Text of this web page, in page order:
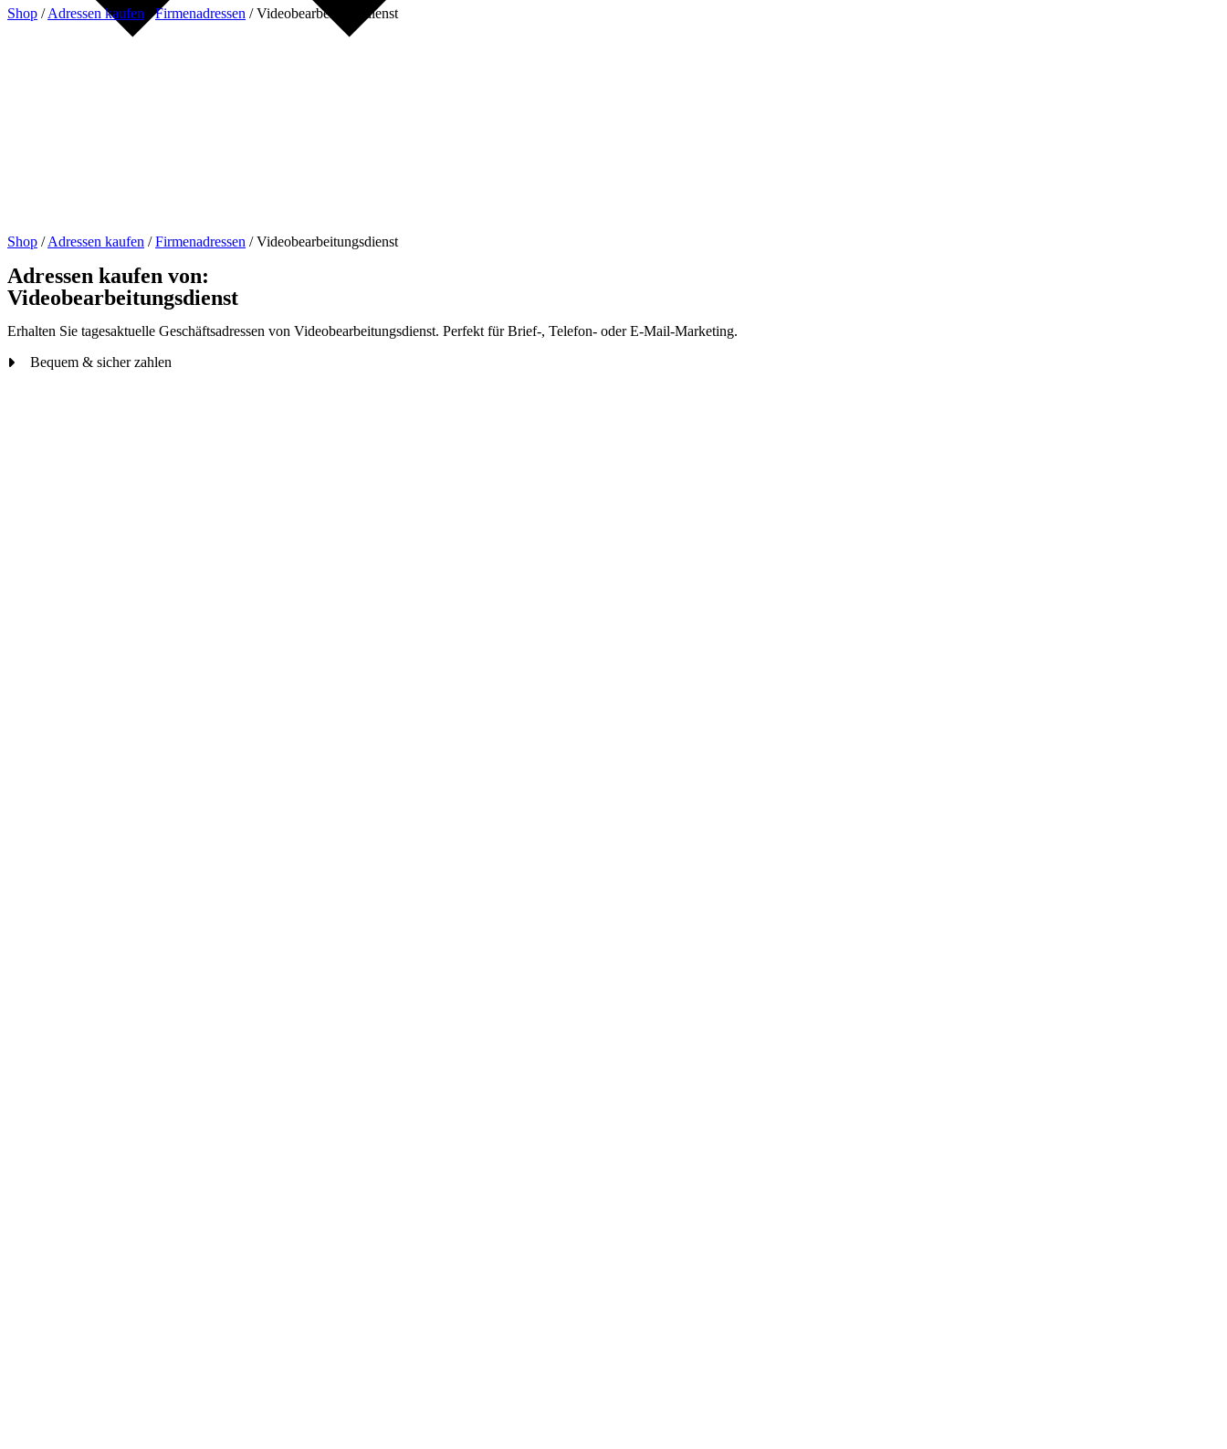
Shop /Adressen kaufen /Firmenadressen /Videobearbeitungsdienst
Shop /Adressen kaufen /Firmenadressen /Videobearbeitungsdienst
Adressen kaufen von:
Videobearbeitungsdienst
Erhalten Sie tagesaktuelle Geschäftsadressen von Videobearbeitungsdienst. Perfekt für Brief-, Telefon- oder E-Mail-Marketing.
Bequem & sicher zahlen